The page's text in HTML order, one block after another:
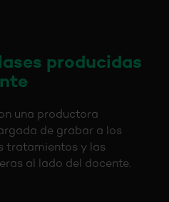
producidas
una productora
de grabar a los
tratamientos y las
al lado del docente.